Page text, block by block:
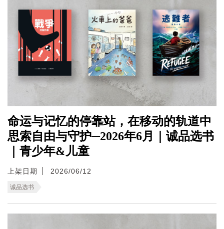
命运与记忆的停靠站，在移动的轨道中
思索自由与守护─2026年6月｜诚品选书
｜青少年&儿童
上架日期 2026/06/12
诚品选书